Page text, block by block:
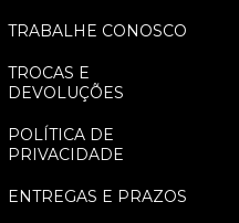
TRABALHE CONOSCO
TROCAS E
DEVOLUÇÕES
POLÍTICA DE
PRIVACIDADE
ENTREGAS E PRAZOS